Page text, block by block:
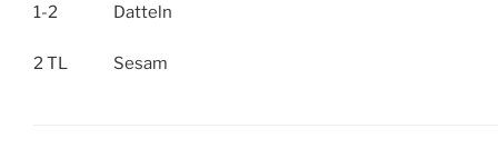
1-2
2 TL
Datteln
Sesam